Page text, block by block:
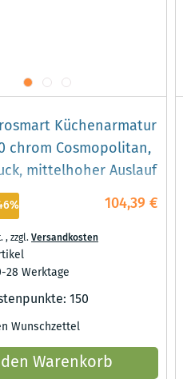
Küchenarmatur
chrom Cosmopolitan,
mittelhoher Auslauf
104,39 €
,zzgl.Versandkosten
28 Werktage
150
Wunschzettel
Warenkorb